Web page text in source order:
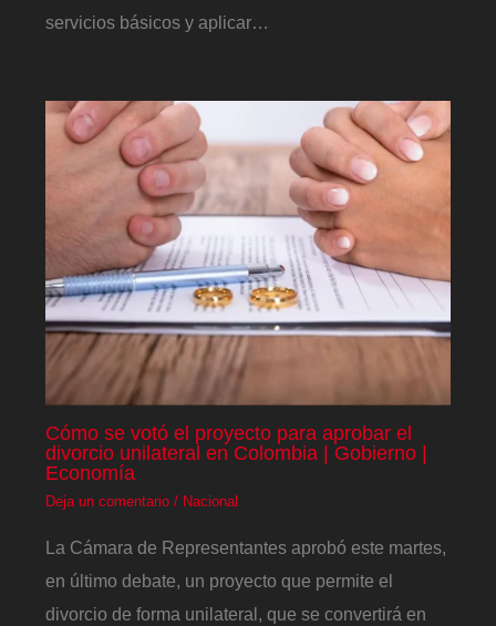
servicios básicos y aplicar…
Cómo se votó el proyecto para aprobar el
divorcio unilateral en Colombia | Gobierno |
Economía
Deja un comentario / Nacional
La Cámara de Representantes aprobó este martes,
en último debate, un proyecto que permite el
divorcio de forma unilateral, que se convertirá en